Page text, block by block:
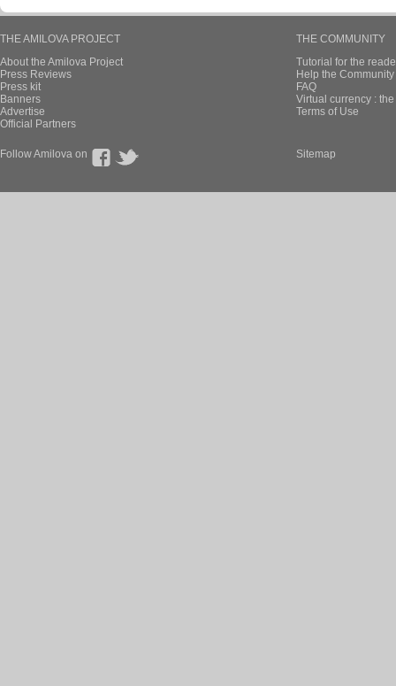
THE AMILOVA PROJECT
About the Amilova Project
Press Reviews
Press kit
Banners
Advertise
Official Partners
THE COMMUNITY
Tutorial for the
Help the
FAQ
Virtual currency :
Terms of Use
Follow Amilova on Sitemap